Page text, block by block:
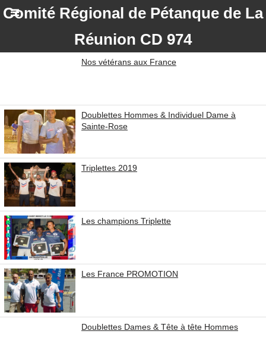
Comité Régional de Pétanque de La
Réunion CD 974
Nos vétérans aux France
Doublettes Hommes & Individuel Dame à
Sainte-Rose
Triplettes 2019
Les champions Triplette
Les France PROMOTION
Doublettes Dames & Tête à tête Hommes